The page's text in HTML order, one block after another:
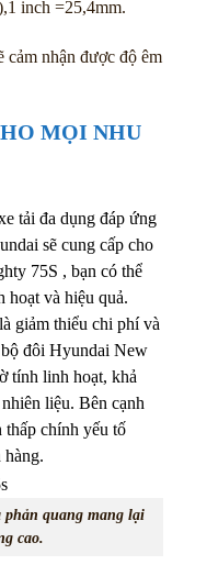
inch =25,4mm.
nhận được độ êm
MỌI NHU
tải đa dụng đáp ứng
sẽ cung cấp cho
75S , bạn có thể
hoạt và hiệu quả.
giảm thiểu chi phí và
bộ đôi Hyundai New
tính linh hoạt, khả
liệu. Bên cạnh
thấp chính yếu tố
hàng.
quang mang lại
cao.